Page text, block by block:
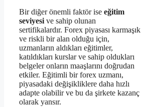
Bir diğer önemli faktör ise eğitim
seviyesi ve sahip olunan
sertifikalardır. Forex piyasası karmaşık
ve riskli bir alan olduğu için,
uzmanların aldıkları eğitimler,
katıldıkları kurslar ve sahip oldukları
belgeler onların maaşlarını doğrudan
etkiler. Eğitimli bir forex uzmanı,
piyasadaki değişikliklere daha hızlı
adapte olabilir ve bu da şirkete kazanç
olarak yansır.